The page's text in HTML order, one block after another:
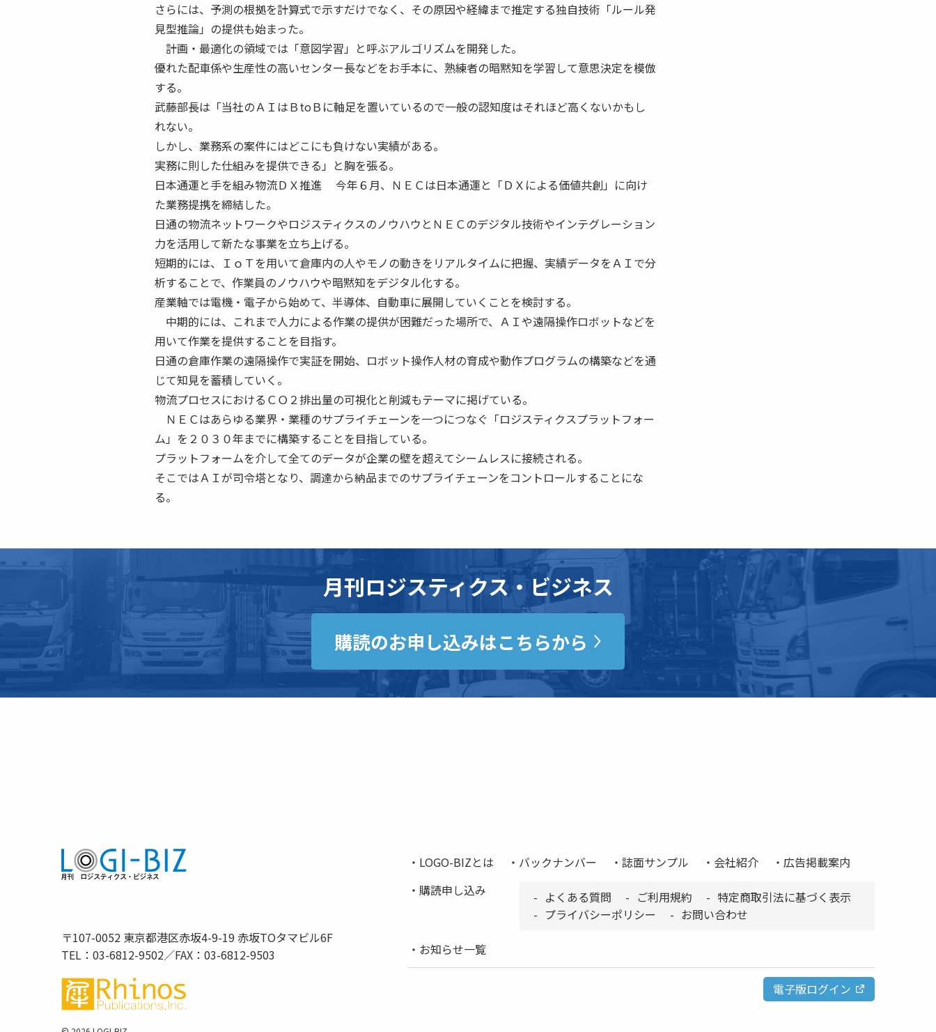
さらには、予測の根拠を計算式で示すだけでなく、その原因や経緯まで推定する独自技術「ルール発
見型推論」の提供も始まった。
計画・最適化の領域では「意図学習」と呼ぶアルゴリズムを開発した。
優れた配車係や生産性の高いセンター長などをお手本に、熟練者の暗黙知を学習して意思決定を模倣
する。
武藤部長は「当社のＡＩはＢtoＢに軸足を置いているので一般の認知度はそれほど高くないかもし
れない。
しかし、業務系の案件にはどこにも負けない実績がある。
実務に則した仕組みを提供できる」と胸を張る。
日本通運と手を組み物流ＤＸ推進 今年６月、ＮＥＣは日本通運と「ＤＸによる価値共創」に向け
た業務提携を締結した。
日通の物流ネットワークやロジスティクスのノウハウとＮＥＣのデジタル技術やインテグレーション
力を活用して新たな事業を立ち上げる。
短期的には、ＩｏＴを用いて倉庫内の人やモノの動きをリアルタイムに把握、実績データをＡＩで分
析することで、作業員のノウハウや暗黙知をデジタル化する。
産業軸では電機・電子から始めて、半導体、自動車に展開していくことを検討する。
中期的には、これまで人力による作業の提供が困難だった場所で、ＡＩや遠隔操作ロボットなどを
用いて作業を提供することを目指す。
日通の倉庫作業の遠隔操作で実証を開始、ロボット操作人材の育成や動作プログラムの構築などを通
じて知見を蓄積していく。
物流プロセスにおけるＣＯ２排出量の可視化と削減もテーマに掲げている。
ＮＥＣはあらゆる業界・業種のサプライチェーンを一つにつなぐ「ロジスティクスプラットフォー
ム」を２０３０年までに構築することを目指している。
プラットフォームを介して全てのデータが企業の壁を超えてシームレスに接続される。
そこではＡＩが司令塔となり、調達から納品までのサプライチェーンをコントロールすることにな
る。
月刊ロジスティクス・ビジネス
購読のお申し込みはこちらから
〒107-0052 東京都港区赤坂4-9-19 赤坂TOタマビル6F
TEL：03-6812-9502／FAX：03-6812-9503
LOGO-BIZとは バックナンバー 誌面サンプル 会社紹介
広告掲載案内
購読申し込み
よくある質問 ご利用規約
特定商取引法に基づく表示
プライバシーポリシー
お問い合わせ
お知らせ一覧
電子版ログイン